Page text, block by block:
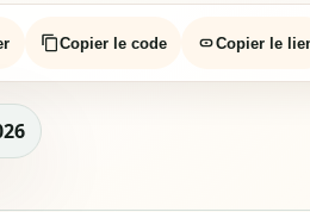
Copier le code Copier le